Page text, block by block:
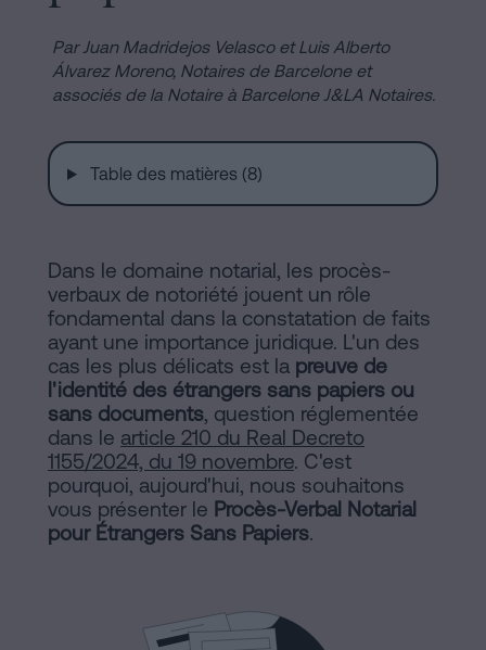
sommes-
nous
Installations
Notaire
en
ligne
Blog
pour
Successions
à
Barcelone
Acte
de
Hypothèques
Dissolution
de
couple
de
fait
à
Barcelone
Par Juan Madridejos Velasco et Luis Alberto
Álvarez Moreno, Notaires de Barcelone et
associés de la Notaire à Barcelone J&LA Notaires.
Table des matières (8)
Dans le domaine notarial, les procès-
verbaux de notoriété jouent un rôle
fondamental dans la constatation de faits
ayant une importance juridique. L'un des
cas les plus délicats est la preuve de
l'identité des étrangers sans papiers ou
sans documents, question réglementée
dans le article 210 du Real Decreto
1155/2024, du 19 novembre. C'est
pourquoi, aujourd'hui, nous souhaitons
vous présenter le Procès-Verbal Notarial
pour Étrangers Sans Papiers.